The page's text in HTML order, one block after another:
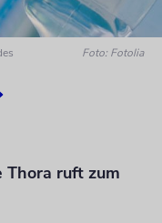
Foto: Fotolia
Thora ruft zum